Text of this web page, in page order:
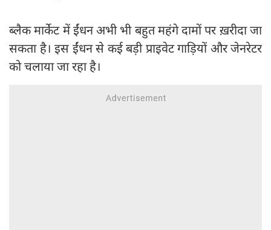
ब्लैक मार्केट में ईंधन अभी भी बहुत महंगे दामों पर ख़रीदा जा
सकता है। इस ईंधन से कई बड़ी प्राइवेट गाड़ियों और जेनरेटर
को चलाया जा रहा है।